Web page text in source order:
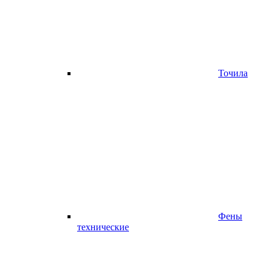
Точила
Фены
технические